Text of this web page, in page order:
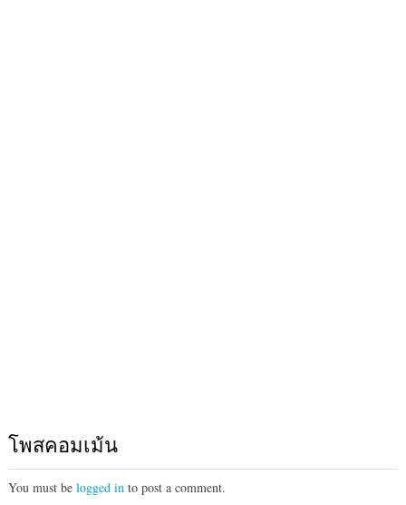
โพสคอมเม้น
You must be logged into post a comment.